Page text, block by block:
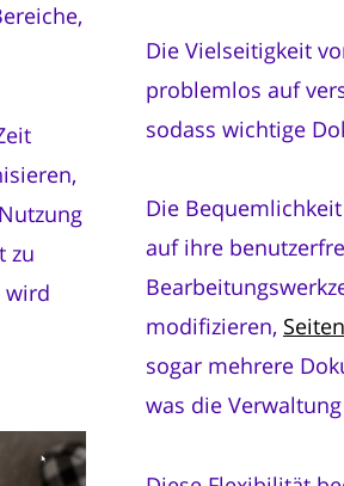
zu
wird
Die Vielseitigkeit
problemlos auf
sodass wichtige
Die
auf ihre
modifizieren,
sogar mehrere
was die